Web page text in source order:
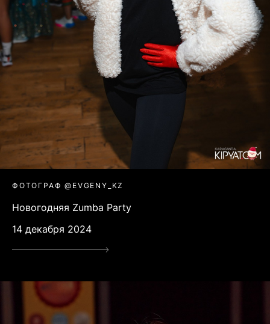
ФОТОГРАФ @EVGENY_KZ
Новогодняя Zumba Party
14 декабря 2024